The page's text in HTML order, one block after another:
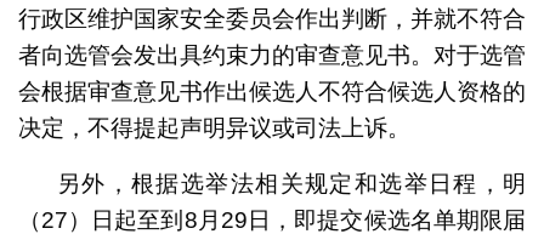
行政区维护国家安全委员会作出判断，并就不符合
者向选管会发出具约束力的审查意见书。对于选管
会根据审查意见书作出候选人不符合候选人资格的
决定，不得提起声明异议或司法上诉。
另外，根据选举法相关规定和选举日程，明
（27）日起至到8月29日，即提交候选名单期限届